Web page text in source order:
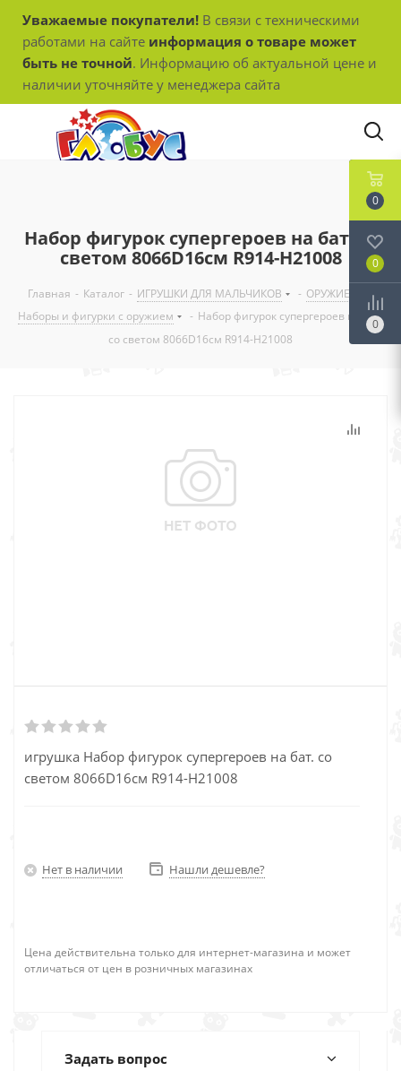
Уважаемые покупатели! В связи с техническими
работами на сайте информация о товаре может
быть не точной. Информацию об актуальной цене и
наличии уточняйте у менеджера сайта
Набор фигурок супергероев на бат. со
светом 8066D16см R914-Н21008
Главная - Каталог - ИГРУШКИ ДЛЯ МАЛЬЧИКОВ - ОРУЖИЕ
Наборы и фигурки с оружием
- Набор фигурок супергероев на бат.
со светом 8066D16см R914-Н21008
игрушка Набор фигурок супергероев на бат. со
светом 8066D16см R914-Н21008
Нет в наличии Нашли дешевле?
Цена действительна только для интернет-магазина и может
отличаться от цен в розничных магазинах
Задать вопрос
0
0
0